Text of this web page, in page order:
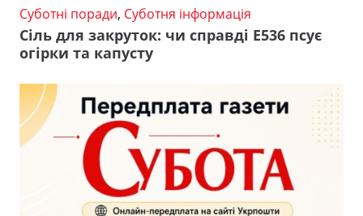
Суботні поради, Суботня інформація
Сіль для закруток: чи справді Е536 псує
огірки та капусту